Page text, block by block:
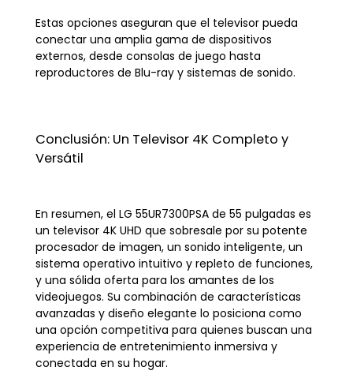
Estas opciones aseguran que el televisor pueda
conectar una amplia gama de dispositivos
externos, desde consolas de juego hasta
reproductores de Blu-ray y sistemas de sonido.
Conclusión: Un Televisor 4K Completo y
Versátil
En resumen, el LG 55UR7300PSA de 55 pulgadas es
un televisor 4K UHD que sobresale por su potente
procesador de imagen, un sonido inteligente, un
sistema operativo intuitivo y repleto de funciones,
y una sólida oferta para los amantes de los
videojuegos. Su combinación de características
avanzadas y diseño elegante lo posiciona como
una opción competitiva para quienes buscan una
experiencia de entretenimiento inmersiva y
conectada en su hogar.